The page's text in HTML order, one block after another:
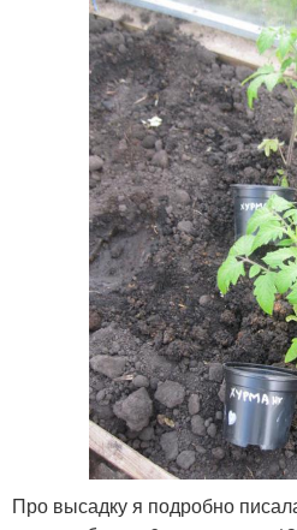
Про высадку я подробно